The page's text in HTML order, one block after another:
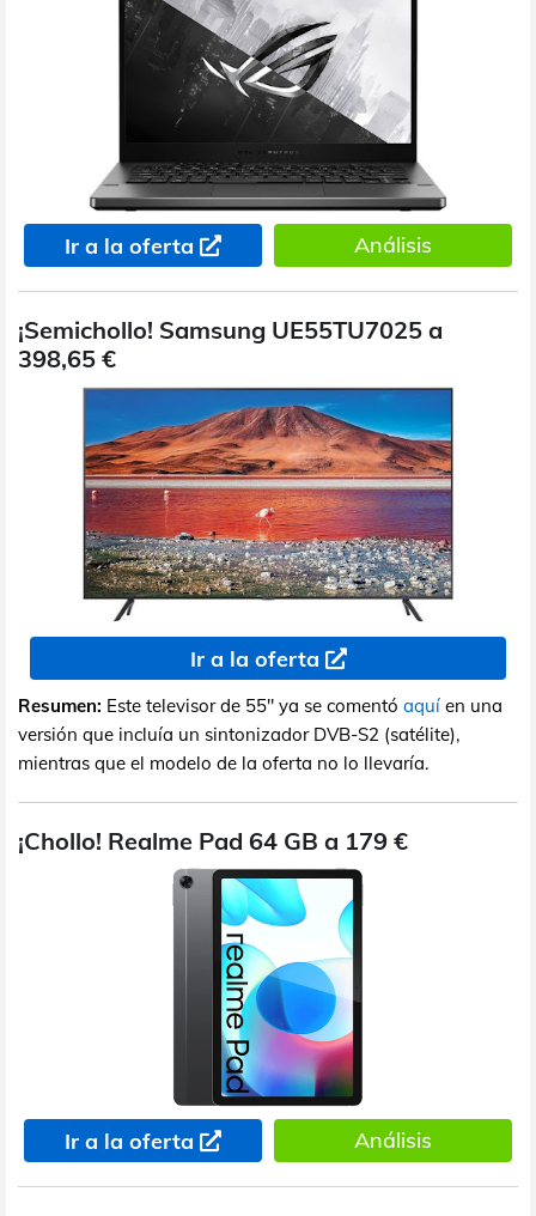
Ir a la oferta Análisis
¡Semichollo! Samsung UE55TU7025 a
398,65 €
Ir a la oferta
Resumen: Este televisor de 55" ya se comentó aquí en una
versión que incluía un sintonizador DVB-S2 (satélite),
mientras que el modelo de la oferta no lo llevaría.
¡Chollo! Realme Pad 64 GB a 179 €
Ir a la oferta Análisis